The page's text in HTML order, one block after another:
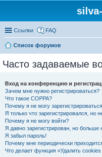
Ссылки FAQ
Список форумов
Часто задаваемые
Вход на конференцию и
Зачем мне нужно регистрироваться?
Что такое COPPA?
Почему я не могу
Я только что зарегистрировался, но
Почему я не могу войти?
Я давно зарегистрирован, но больше
Я забыл пароль!
Почему мне периодически
Что делает функция «Удалить